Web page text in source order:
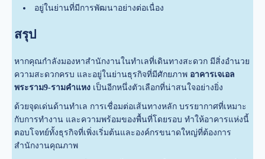
อยู่ในย่านที่มีการพัฒนาอย่างต่อเนื่อง
สรุป
หากคุณกำลังมองหาสำนักงานในทำเลที่เดินทางสะดวก มีสิ่งอำนวย
ความสะดวกครบ และอยู่ในย่านธุรกิจที่มีศักยภาพ อาคารเจเอล
พระราม9-รามคำแหง เป็นอีกหนึ่งตัวเลือกที่น่าสนใจอย่างยิ่ง
ด้วยจุดเด่นด้านทำเล การเชื่อมต่อเส้นทางหลัก บรรยากาศที่เหมาะ
กับการทำงาน และความพร้อมของพื้นที่โดยรอบ ทำให้อาคารแห่งนี้
ตอบโจทย์ทั้งธุรกิจที่เพิ่งเริ่มต้นและองค์กรขนาดใหญ่ที่ต้องการ
สำนักงานคุณภาพ